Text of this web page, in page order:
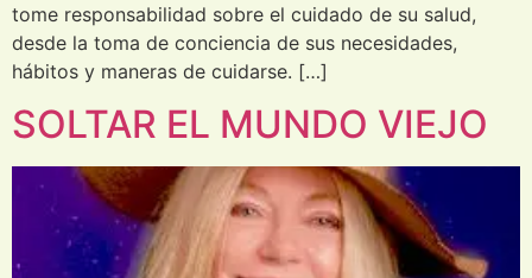
tome responsabilidad sobre el cuidado de su salud,
desde la toma de conciencia de sus necesidades,
hábitos y maneras de cuidarse. […]
SOLTAR EL MUNDO VIEJO